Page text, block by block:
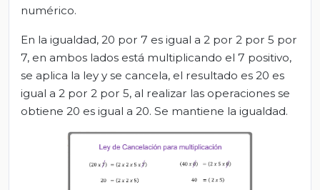
numérico.
En la igualdad, 20 por 7 es igual a 2 por 2 por 5 por
7, en ambos lados está multiplicando el 7 positivo,
se aplica la ley y se cancela, el resultado es 20 es
igual a 2 por 2 por 5, al realizar las operaciones se
obtiene 20 es igual a 20. Se mantiene la igualdad.